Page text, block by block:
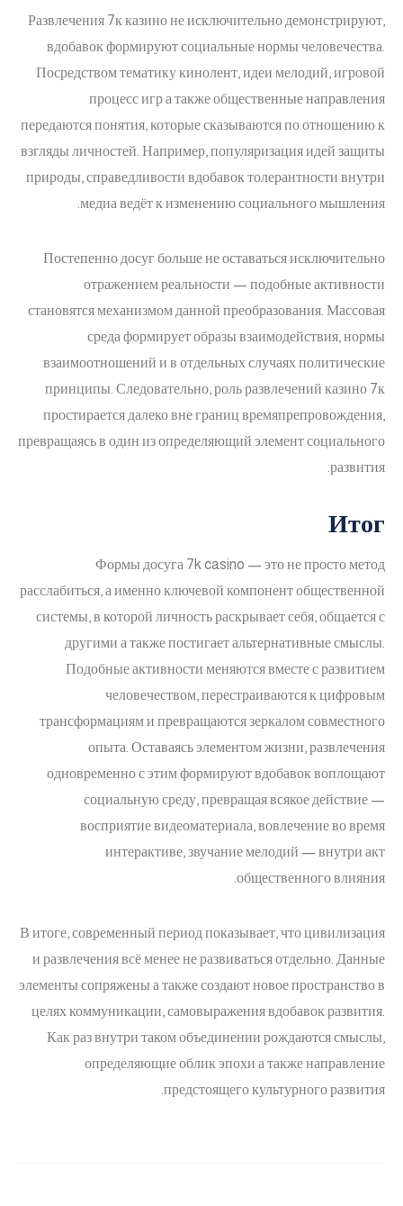
Развлечения 7к казино не исключительно демонстрируют,
вдобавок формируют социальные нормы человечества.
Посредством тематику кинолент, идеи мелодий, игровой
процесс игр а также общественные направления
передаются понятия, которые сказываются по отношению к
взгляды личностей. Например, популяризация идей защиты
природы, справедливости вдобавок толерантности внутри
медиа ведёт к изменению социального мышления.
Постепенно досуг больше не оставаться исключительно
отражением реальности — подобные активности
становятся механизмом данной преобразования. Массовая
среда формирует образы взаимодействия, нормы
взаимоотношений и в отдельных случаях политические
принципы. Следовательно, роль развлечений казино 7к
простирается далеко вне границ времяпрепровождения,
превращаясь в один из определяющий элемент социального
развития.
Итог
Формы досуга 7k casino — это не просто метод
расслабиться, а именно ключевой компонент общественной
системы, в которой личность раскрывает себя, общается с
другими а также постигает альтернативные смыслы.
Подобные активности меняются вместе с развитием
человечеством, перестраиваются к цифровым
трансформациям и превращаются зеркалом совместного
опыта. Оставаясь элементом жизни, развлечения
одновременно с этим формируют вдобавок воплощают
социальную среду, превращая всякое действие —
восприятие видеоматериала, вовлечение во время
интерактиве, звучание мелодий — внутри акт
общественного влияния.
В итоге, современный период показывает, что цивилизация
и развлечения всё менее не развиваться отдельно. Данные
элементы сопряжены а также создают новое пространство в
целях коммуникации, самовыражения вдобавок развития.
Как раз внутри таком объединении рождаются смыслы,
определяющие облик эпохи а также направление
предстоящего культурного развития.